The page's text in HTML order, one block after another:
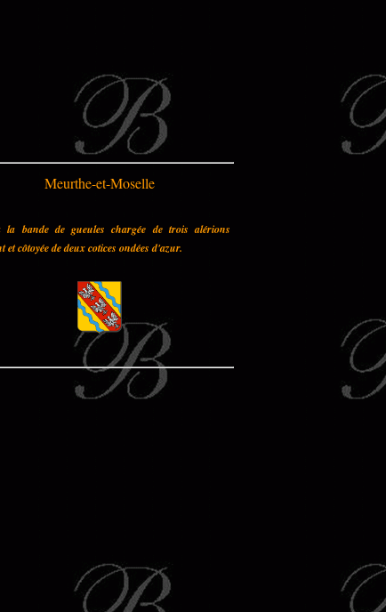
Meurthe-et-Moselle
bande de gueules chargée de trois alérions
et côtoyée de deux cotices ondées d'azur.